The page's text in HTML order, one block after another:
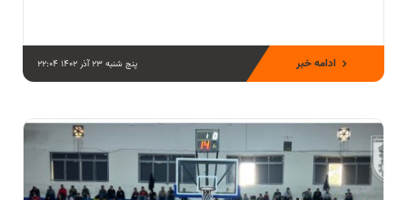
پنج شنبه 23 آذر 1402 22:04 ادامه خبر